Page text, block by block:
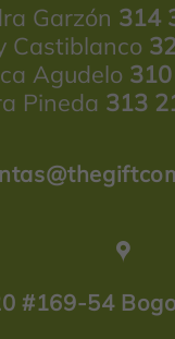
Garzón 314
Castiblanco
Agudelo
Pineda 313
#169-54